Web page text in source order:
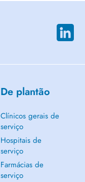
De plantão
Clínicos gerais de
serviço
Hospitais de
serviço
Farmácias de
serviço